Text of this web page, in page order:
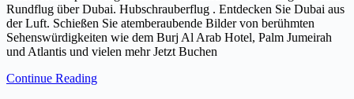
Rundflug über Dubai. Hubschrauberflug . Entdecken Sie Dubai aus
der Luft. Schießen Sie atemberaubende Bilder von berühmten
Sehenswürdigkeiten wie dem Burj Al Arab Hotel, Palm Jumeirah
und Atlantis und vielen mehr Jetzt Buchen
Continue Reading